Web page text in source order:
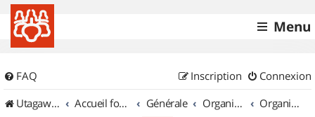
Menu
FAQ Connexion
Inscription
UtagawaVTT (Randos VTT et VTTAE avec traces GPS)
Accueil forum Générale Organisation de sorties & Recherche de partenaires Organisation de sorties en région Limousin